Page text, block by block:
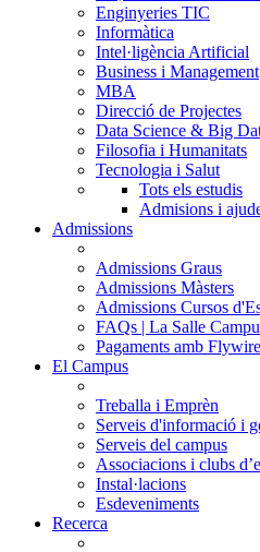
Enginyeries TIC
Informàtica
Intel·ligència Artificial
Business i Management
MBA
Direcció de Projectes
Data Science & Big
Filosofia i Humanitats
Tecnologia i Salut
Tots els estudis
Admisions i
Admissions
Admissions Graus
Admissions Màsters
Admissions Cursos
FAQs | La Salle
Pagaments amb Flywire
El Campus
Treballa i Emprèn
Serveis d'informació i
Serveis del campus
Associacions i clubs
Instal·lacions
Esdeveniments
Recerca